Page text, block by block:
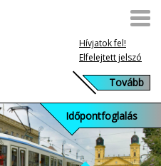
Hívjatok fel!
Elfelejtett jelszó
Időpontfoglalás